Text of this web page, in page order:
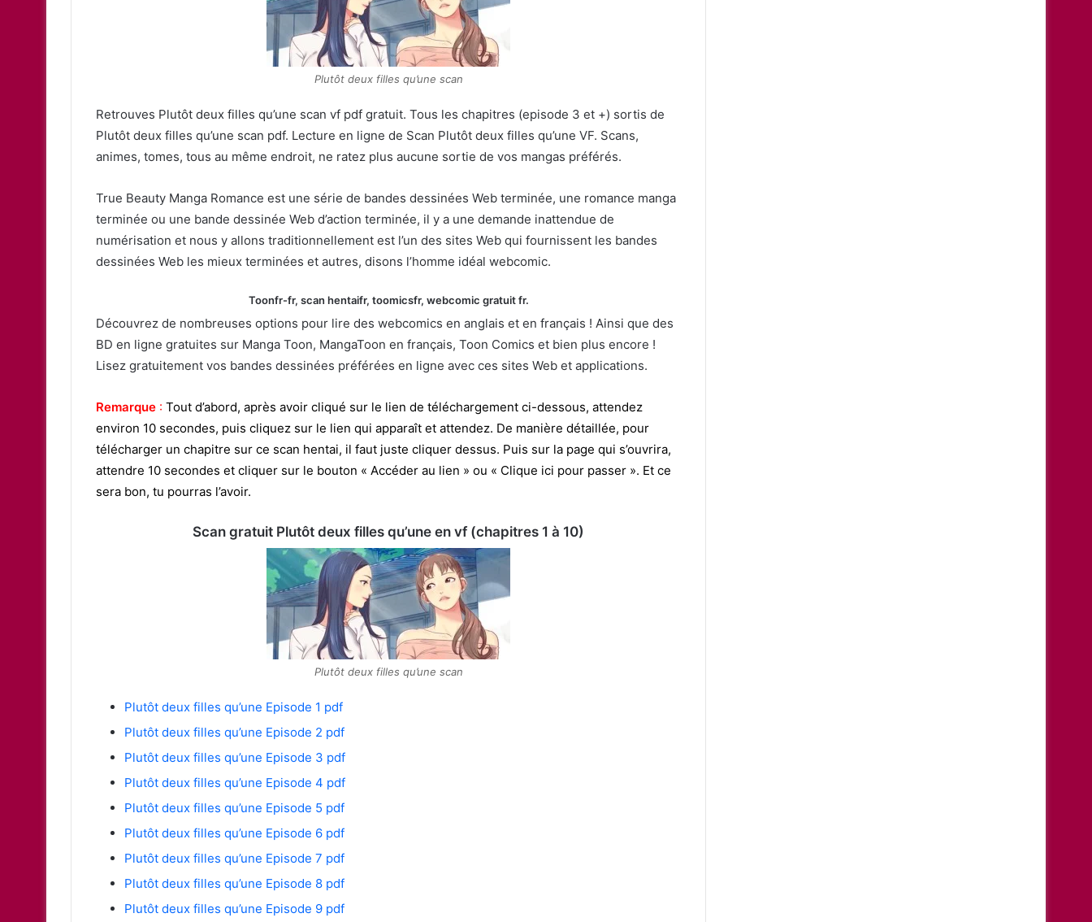
Plutôt deux filles qu’une scan
Retrouves Plutôt deux filles qu’une scan vf pdf gratuit. Tous les chapitres (episode 3 et +) sortis de
Plutôt deux filles qu’une scan pdf. Lecture en ligne de Scan Plutôt deux filles qu’une VF. Scans,
animes, tomes, tous au même endroit, ne ratez plus aucune sortie de vos mangas préférés.
True Beauty Manga Romance est une série de bandes dessinées Web terminée, une romance manga
terminée ou une bande dessinée Web d’action terminée, il y a une demande inattendue de
numérisation et nous y allons traditionnellement est l’un des sites Web qui fournissent les bandes
dessinées Web les mieux terminées et autres, disons l’homme idéal webcomic.
Toonfr-fr, scan hentaifr, toomicsfr, webcomic gratuit fr.
Découvrez de nombreuses options pour lire des webcomics en anglais et en français ! Ainsi que des
BD en ligne gratuites sur Manga Toon, MangaToon en français, Toon Comics et bien plus encore !
Lisez gratuitement vos bandes dessinées préférées en ligne avec ces sites Web et applications.
Remarque : Tout d’abord, après avoir cliqué sur le lien de téléchargement ci-dessous, attendez
environ 10 secondes, puis cliquez sur le lien qui apparaît et attendez. De manière détaillée, pour
télécharger un chapitre sur ce scan hentai, il faut juste cliquer dessus. Puis sur la page qui s’ouvrira,
attendre 10 secondes et cliquer sur le bouton « Accéder au lien » ou « Clique ici pour passer ». Et ce
sera bon, tu pourras l’avoir.
Scan gratuit Plutôt deux filles qu’une en vf (chapitres 1 à 10)
Plutôt deux filles qu’une scan
Plutôt deux filles qu’une Episode 1 pdf
Plutôt deux filles qu’une Episode 2 pdf
Plutôt deux filles qu’une Episode 3 pdf
Plutôt deux filles qu’une Episode 4 pdf
Plutôt deux filles qu’une Episode 5 pdf
Plutôt deux filles qu’une Episode 6 pdf
Plutôt deux filles qu’une Episode 7 pdf
Plutôt deux filles qu’une Episode 8 pdf
Plutôt deux filles qu’une Episode 9 pdf